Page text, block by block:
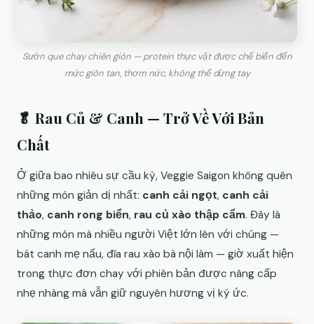
Sườn que chay chiên giòn — protein thực vật được chế biến đến
mức giòn tan, thơm nức, không thể dừng tay
🥬 Rau Củ & Canh — Trở Về Với Bản
Chất
Ở giữa bao nhiêu sự cầu kỳ, Veggie Saigon không quên
những món giản dị nhất: canh cải ngọt, canh cải
thảo, canh rong biển, rau củ xào thập cẩm. Đây là
những món mà nhiều người Việt lớn lên với chúng —
bát canh mẹ nấu, đĩa rau xào bà nội làm — giờ xuất hiện
trong thực đơn chay với phiên bản được nâng cấp
nhẹ nhàng mà vẫn giữ nguyên hương vị ký ức.